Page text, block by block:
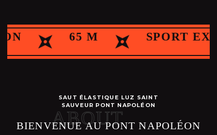
EXTRÊMES SAUT
65 M SPORT
SAUT ÉLASTIQUE LUZ SAINT
SAUVEUR PONT NAPOLÉON
BIENVENUE AU PONT NAPOLÉON
ABOUT